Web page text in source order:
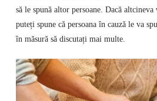
să le spună altor persoane. Dacă altcineva
puteți spune că persoana în cauză le va
în măsură să discutați mai multe.